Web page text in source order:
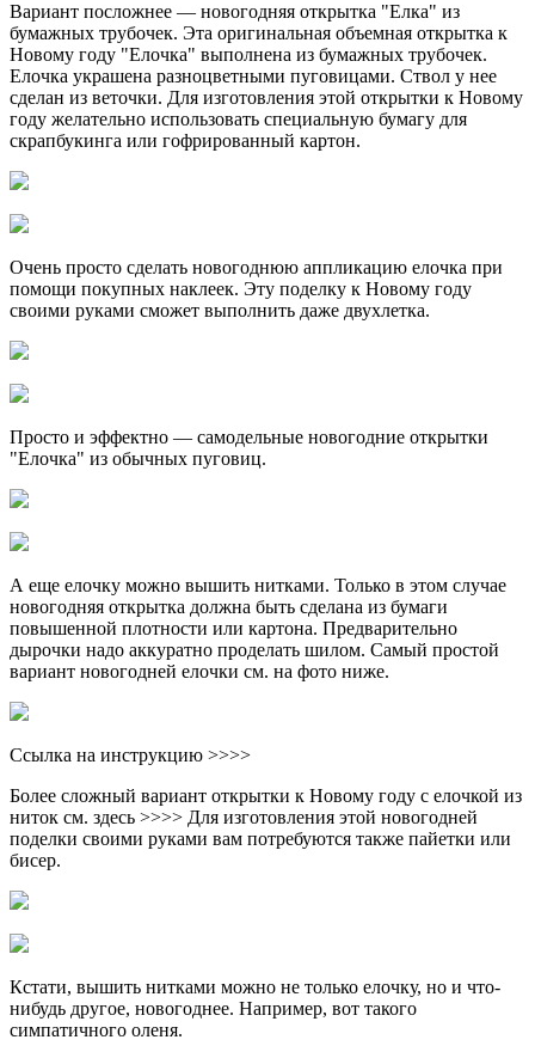
Вариант посложнее — новогодняя открытка "Елка" из
бумажных трубочек. Эта оригинальная объемная открытка к
Новому году "Елочка" выполнена из бумажных трубочек.
Елочка украшена разноцветными пуговицами. Ствол у нее
сделан из веточки. Для изготовления этой открытки к Новому
году желательно использовать специальную бумагу для
скрапбукинга или гофрированный картон.
Очень просто сделать новогоднюю аппликацию елочка при
помощи покупных наклеек. Эту поделку к Новому году
своими руками сможет выполнить даже двухлетка.
Просто и эффектно — самодельные новогодние открытки
"Елочка" из обычных пуговиц.
А еще елочку можно вышить нитками. Только в этом случае
новогодняя открытка должна быть сделана из бумаги
повышенной плотности или картона. Предварительно
дырочки надо аккуратно проделать шилом. Самый простой
вариант новогодней елочки см. на фото ниже.
Ссылка на инструкцию >>>>
Более сложный вариант открытки к Новому году с елочкой из
ниток см. здесь >>>> Для изготовления этой новогодней
поделки своими руками вам потребуются также пайетки или
бисер.
Кстати, вышить нитками можно не только елочку, но и что-
нибудь другое, новогоднее. Например, вот такого
симпатичного оленя.